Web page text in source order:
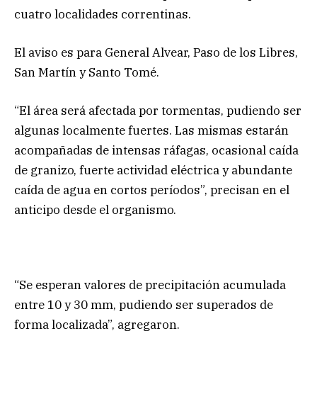
cuatro localidades correntinas.
El aviso es para General Alvear, Paso de los Libres,
San Martín y Santo Tomé.
“El área será afectada por tormentas, pudiendo ser
algunas localmente fuertes. Las mismas estarán
acompañadas de intensas ráfagas, ocasional caída
de granizo, fuerte actividad eléctrica y abundante
caída de agua en cortos períodos”, precisan en el
anticipo desde el organismo.
“Se esperan valores de precipitación acumulada
entre 10 y 30 mm, pudiendo ser superados de
forma localizada”, agregaron.